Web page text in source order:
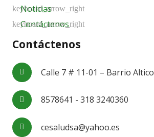
Noticias
Contáctenos
Contáctenos
Calle 7 # 11-01 – Barrio Altico
8578641 - 318 3240360
cesaludsa@yahoo.es